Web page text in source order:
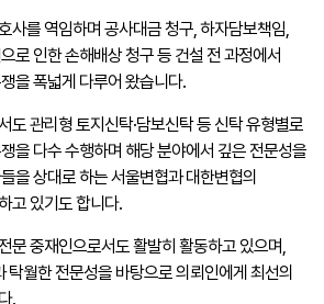
사를 역임하며 공사대금 청구, 하자담보책임,
로 인한 손해배상 청구 등 건설 전 과정에서
을 폭넓게 다루어 왔습니다.
도 관리형 토지신탁·담보신탁 등 신탁 유형별로
을 다수 수행하며 해당 분야에서 깊은 전문성을
을 상대로 하는 서울변협과 대한변협의
고 있기도 합니다.
문 중재인으로서도 활발히 활동하고 있으며,
월한 전문성을 바탕으로 의뢰인에게 최선의
.